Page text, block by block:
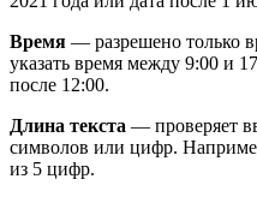
Время — разрешено только
указать время между 9:00 и
после 12:00.
Длина текста — проверяет
символов или цифр.
из 5 цифр.